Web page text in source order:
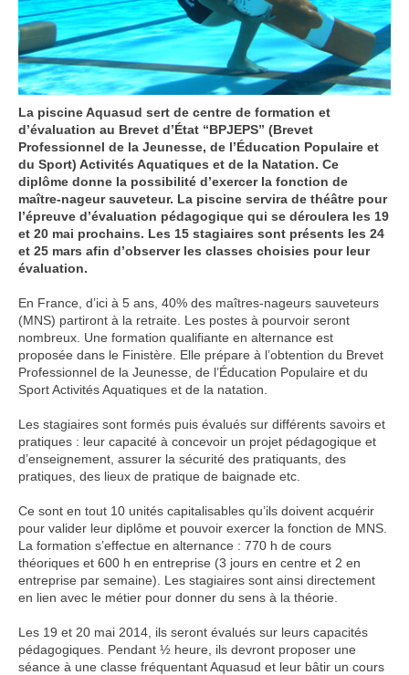
La piscine Aquasud sert de centre de formation et
d’évaluation au Brevet d’État “BPJEPS” (Brevet
Professionnel de la Jeunesse, de l’Éducation Populaire et
du Sport) Activités Aquatiques et de la Natation. Ce
diplôme donne la possibilité d’exercer la fonction de
maître-nageur sauveteur. La piscine servira de théâtre pour
l’épreuve d’évaluation pédagogique qui se déroulera les 19
et 20 mai prochains. Les 15 stagiaires sont présents les 24
et 25 mars afin d’observer les classes choisies pour leur
évaluation.
En France, d’ici à 5 ans, 40% des maîtres-nageurs sauveteurs
(MNS) partiront à la retraite. Les postes à pourvoir seront
nombreux. Une formation qualifiante en alternance est
proposée dans le Finistère. Elle prépare à l’obtention du Brevet
Professionnel de la Jeunesse, de l’Éducation Populaire et du
Sport Activités Aquatiques et de la natation.
Les stagiaires sont formés puis évalués sur différents savoirs et
pratiques : leur capacité à concevoir un projet pédagogique et
d’enseignement, assurer la sécurité des pratiquants, des
pratiques, des lieux de pratique de baignade etc.
Ce sont en tout 10 unités capitalisables qu’ils doivent acquérir
pour valider leur diplôme et pouvoir exercer la fonction de MNS.
La formation s’effectue en alternance : 770 h de cours
théoriques et 600 h en entreprise (3 jours en centre et 2 en
entreprise par semaine). Les stagiaires sont ainsi directement
en lien avec le métier pour donner du sens à la théorie.
Les 19 et 20 mai 2014, ils seront évalués sur leurs capacités
pédagogiques. Pendant ½ heure, ils devront proposer une
séance à une classe fréquentant Aquasud et leur bâtir un cours